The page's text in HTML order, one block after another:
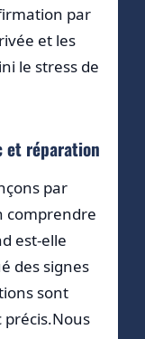
par
et les
le stress de
et réparation
par
comprendre
est-elle
des signes
sont